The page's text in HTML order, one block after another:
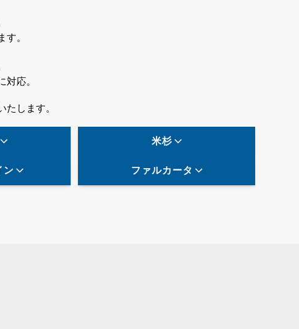
。
応。
します。
米杉
ン ファルカータ